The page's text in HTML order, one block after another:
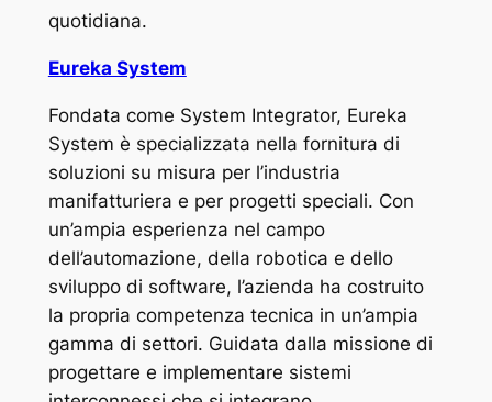
quotidiana.
Eureka System
Fondata come System Integrator, Eureka
System è specializzata nella fornitura di
soluzioni su misura per l’industria
manifatturiera e per progetti speciali. Con
un’ampia esperienza nel campo
dell’automazione, della robotica e dello
sviluppo di software, l’azienda ha costruito
la propria competenza tecnica in un’ampia
gamma di settori. Guidata dalla missione di
progettare e implementare sistemi